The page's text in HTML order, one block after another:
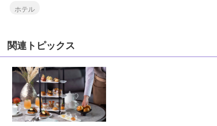
ホテル
関連トピックス